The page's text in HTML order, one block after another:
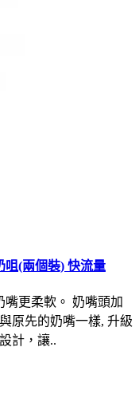
咀(兩個裝) 快流量
嘴更柔軟。 奶嘴頭加
原先的奶嘴一樣, 升級
計，讓..